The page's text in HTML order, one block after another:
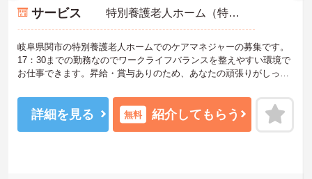
サービス 特別養護老人ホーム（特養）
岐阜県関市の特別養護老人ホームでのケアマネジャーの募集です。
17：30までの勤務なのでワークライフバランスを整えやすい環境で
お仕事できます。昇給・賞与ありのため、あなたの頑張りがしっか
ご興味のある方は、面接のポイントをお伝えしますのでお気軽にお
問い合せください。
詳細を見る 無料 紹介してもらう